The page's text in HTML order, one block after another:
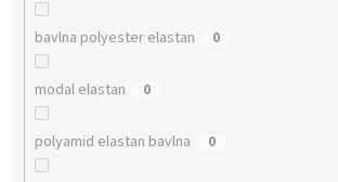
bavlna polyester elastan 0
modal elastan 0
polyamid elastan bavlna 0